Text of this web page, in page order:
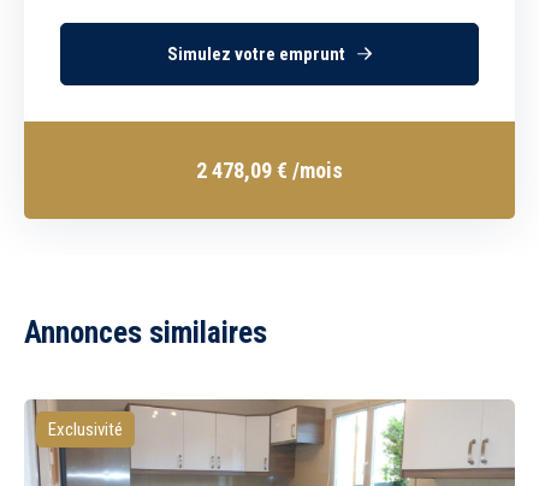
Simulez votre emprunt
2 478,09€ /mois
Annonces similaires
Exclusivité